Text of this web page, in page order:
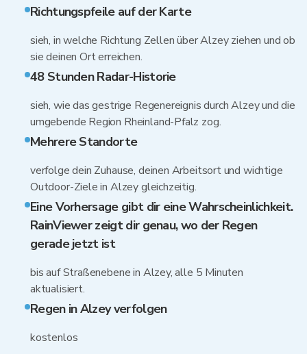
Richtungspfeile auf der Karte
sieh, in welche Richtung Zellen über Alzey ziehen und ob
sie deinen Ort erreichen.
48 Stunden Radar-Historie
sieh, wie das gestrige Regenereignis durch Alzey und die
umgebende Region Rheinland-Pfalz zog.
Mehrere Standorte
verfolge dein Zuhause, deinen Arbeitsort und wichtige
Outdoor-Ziele in Alzey gleichzeitig.
Eine Vorhersage gibt dir eine Wahrscheinlichkeit.
RainViewer zeigt dir genau, wo der Regen
gerade jetzt ist
bis auf Straßenebene in Alzey, alle 5 Minuten
aktualisiert.
Regen in Alzey verfolgen
kostenlos